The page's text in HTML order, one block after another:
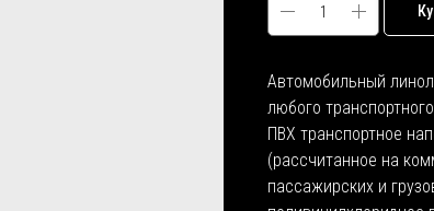
Автомобильный
любого
ПВХ транспортное
(рассчитанное на
пассажирских и